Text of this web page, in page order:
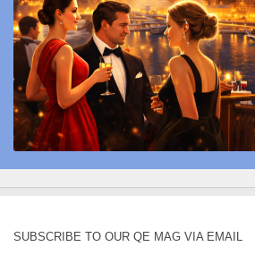
SUBSCRIBE TO OUR QE MAG VIA EMAIL